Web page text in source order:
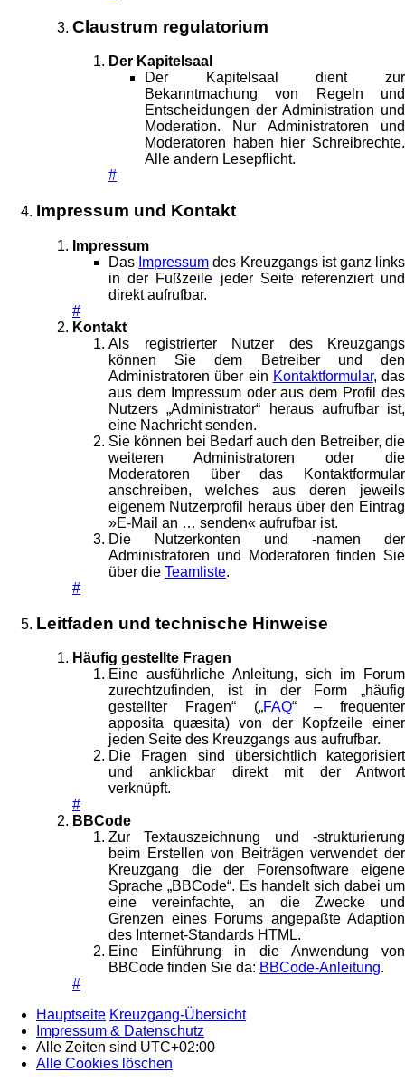
Claustrum regulatorium
Der Kapitelsaal
Der Kapitelsaal dient zur
Bekanntmachung von Regeln und
Entscheidungen der Administration und
Moderation. Nur Administratoren und
Moderatoren haben hier Schreibrechte.
Alle andern Lesepflicht.
#
Impressum und Kontakt
Impressum
Das Impressum des Kreuzgangs ist ganz links
in der Fußzeile jeder Seite referenziert und
direkt aufrufbar.
#
Kontakt
Als registrierter Nutzer des Kreuzgangs
können Sie dem Betreiber und den
Administratoren über ein Kontaktformular, das
aus dem Impressum oder aus dem Profil des
Nutzers „Administrator“ heraus aufrufbar ist,
eine Nachricht senden.
Sie können bei Bedarf auch den Betreiber, die
weiteren Administratoren oder die
Moderatoren über das Kontaktformular
anschreiben, welches aus deren jeweils
eigenem Nutzerprofil heraus über den Eintrag
»E-Mail an … senden« aufrufbar ist.
Die Nutzerkonten und -namen der
Administratoren und Moderatoren finden Sie
über die Teamliste.
#
Leitfaden und technische Hinweise
Häufig gestellte Fragen
Eine ausführliche Anleitung, sich im Forum
zurechtzufinden, ist in der Form „häufig
gestellter Fragen“ („FAQ“ – frequenter
apposita quæsita) von der Kopfzeile einer
jeden Seite des Kreuzgangs aus aufrufbar.
Die Fragen sind übersichtlich kategorisiert
und anklickbar direkt mit der Antwort
verknüpft.
#
BBCode
Zur Textauszeichnung und -strukturierung
beim Erstellen von Beiträgen verwendet der
Kreuzgang die der Forensoftware eigene
Sprache „BBCode“. Es handelt sich dabei um
eine vereinfachte, an die Zwecke und
Grenzen eines Forums angepaßte Adaption
des Internet-Standards HTML.
Eine Einführung in die Anwendung von
BBCode finden Sie da: BBCode-Anleitung.
#
Hauptseite Kreuzgang-Übersicht
Impressum & Datenschutz
Alle Zeiten sind UTC+02:00
Alle Cookies löschen